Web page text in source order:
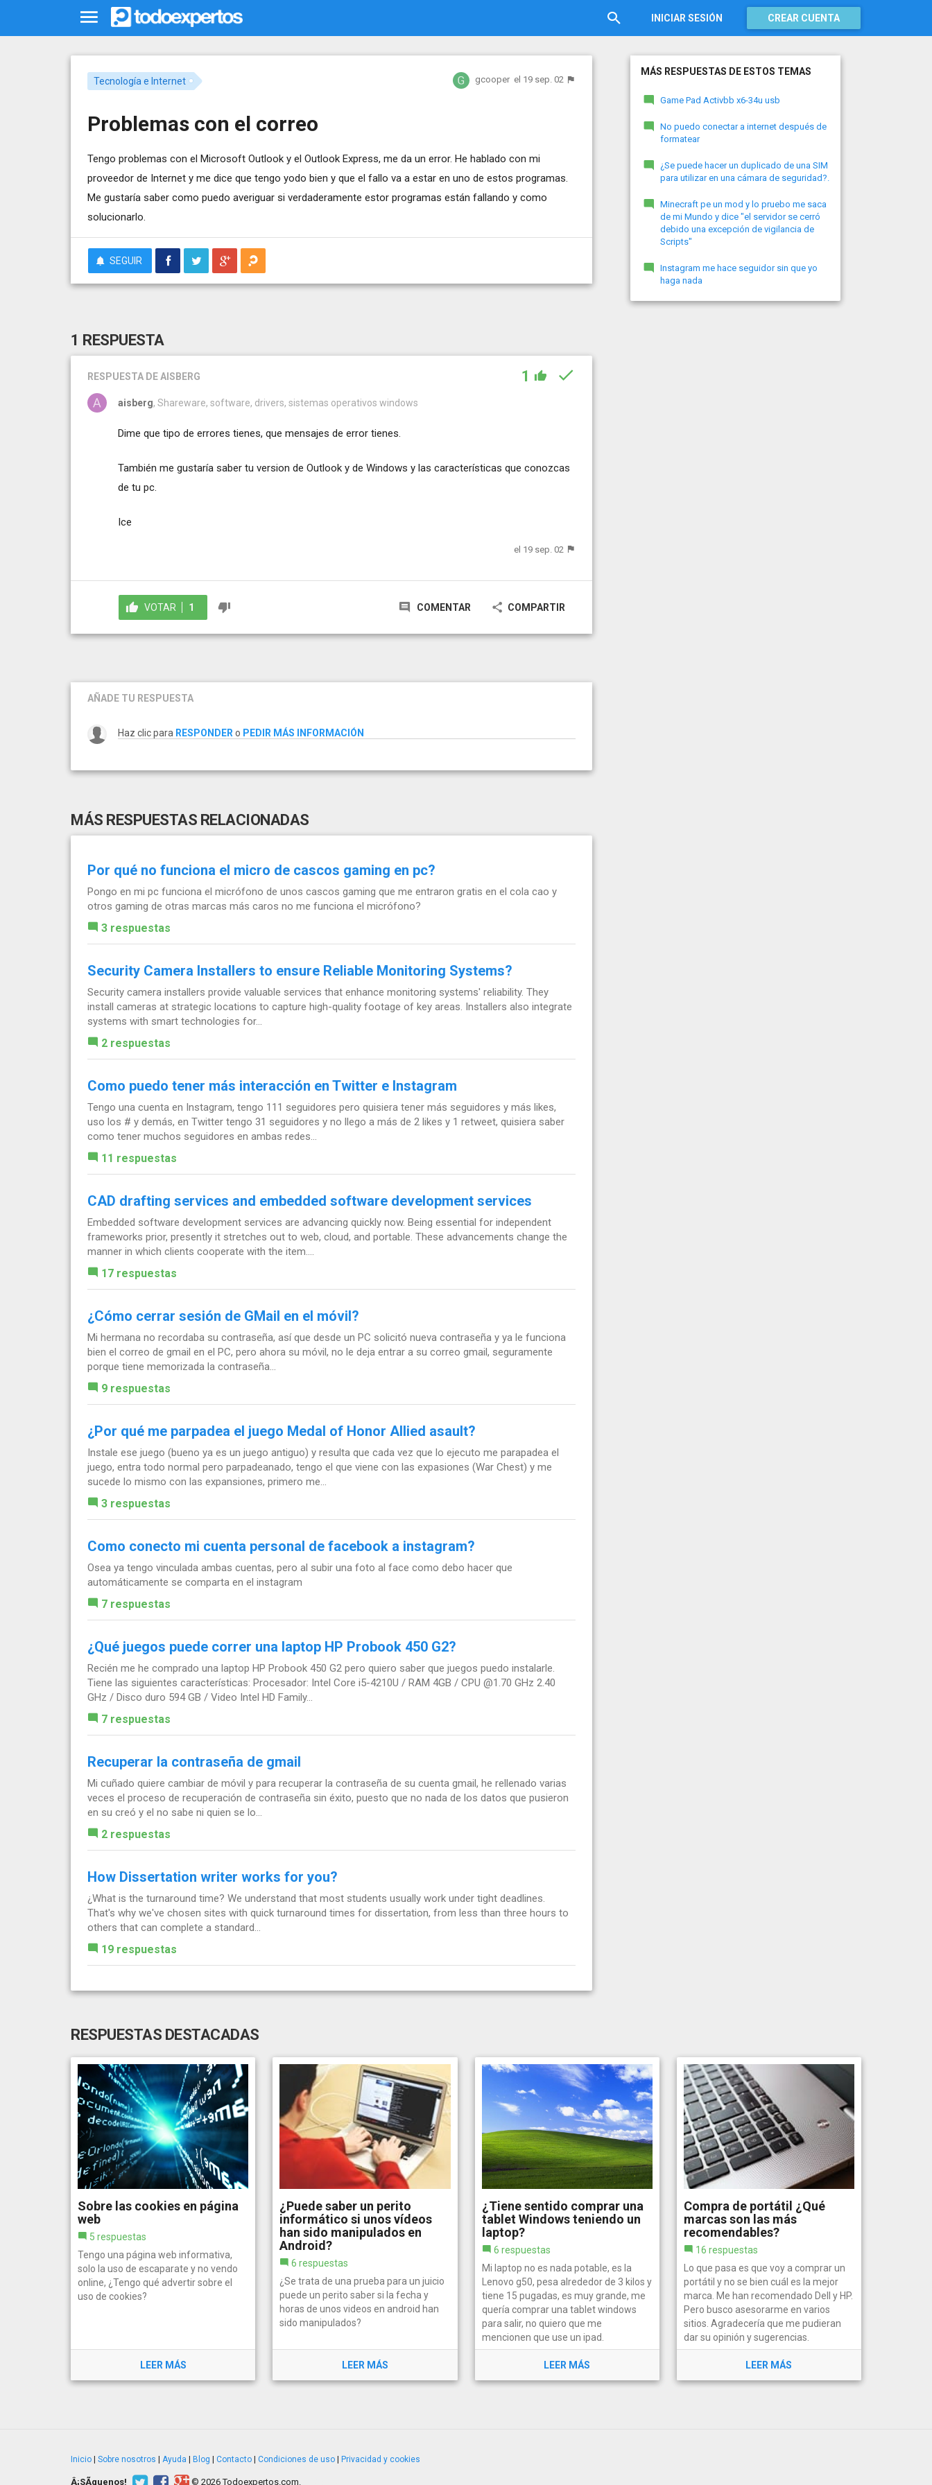
INICIAR SESIÓN CREAR CUENTA
Tecnología e Internet gcooper el 19 sep. 02
Problemas con el correo
Tengo problemas con el Microsoft Outlook y el Outlook Express, me da un error. He hablado con mi
proveedor de Internet y me dice que tengo yodo bien y que el fallo va a estar en uno de estos programas.
Me gustaría saber como puedo averiguar si verdaderamente estor programas están fallando y como
solucionarlo.
SEGUIR
1 RESPUESTA
RESPUESTA DE AISBERG 1
aisberg, Shareware, software, drivers, sistemas operativos windows
Dime que tipo de errores tienes, que mensajes de error tienes.
También me gustaría saber tu version de Outlook y de Windows y las características que conozcas
de tu pc.
Ice
el 19 sep. 02
VOTAR 1 COMENTAR COMPARTIR
AÑADE TU RESPUESTA
Haz clic para RESPONDER o PEDIR MÁS INFORMACIÓN
MÁS RESPUESTAS RELACIONADAS
Por qué no funciona el micro de cascos gaming en pc?
Pongo en mi pc funciona el micrófono de unos cascos gaming que me entraron gratis en el cola cao y
otros gaming de otras marcas más caros no me funciona el micrófono?
3 respuestas
Security Camera Installers to ensure Reliable Monitoring Systems?
Security camera installers provide valuable services that enhance monitoring systems' reliability. They
install cameras at strategic locations to capture high-quality footage of key areas. Installers also integrate
systems with smart technologies for...
2 respuestas
Como puedo tener más interacción en Twitter e Instagram
Tengo una cuenta en Instagram, tengo 111 seguidores pero quisiera tener más seguidores y más likes,
uso los # y demás, en Twitter tengo 31 seguidores y no llego a más de 2 likes y 1 retweet, quisiera saber
como tener muchos seguidores en ambas redes...
11 respuestas
CAD drafting services and embedded software development services
Embedded software development services are advancing quickly now. Being essential for independent
frameworks prior, presently it stretches out to web, cloud, and portable. These advancements change the
manner in which clients cooperate with the item....
17 respuestas
¿Cómo cerrar sesión de GMail en el móvil?
Mi hermana no recordaba su contraseña, así que desde un PC solicitó nueva contraseña y ya le funciona
bien el correo de gmail en el PC, pero ahora su móvil, no le deja entrar a su correo gmail, seguramente
porque tiene memorizada la contraseña...
9 respuestas
¿Por qué me parpadea el juego Medal of Honor Allied asault?
Instale ese juego (bueno ya es un juego antiguo) y resulta que cada vez que lo ejecuto me parapadea el
juego, entra todo normal pero parpadeanado, tengo el que viene con las expasiones (War Chest) y me
sucede lo mismo con las expansiones, primero me...
3 respuestas
Como conecto mi cuenta personal de facebook a instagram?
Osea ya tengo vinculada ambas cuentas, pero al subir una foto al face como debo hacer que
automáticamente se comparta en el instagram
7 respuestas
¿Qué juegos puede correr una laptop HP Probook 450 G2?
Recién me he comprado una laptop HP Probook 450 G2 pero quiero saber que juegos puedo instalarle.
Tiene las siguientes características: Procesador: Intel Core i5-4210U / RAM 4GB / CPU @1.70 GHz 2.40
GHz / Disco duro 594 GB / Video Intel HD Family...
7 respuestas
Recuperar la contraseña de gmail
Mi cuñado quiere cambiar de móvil y para recuperar la contraseña de su cuenta gmail, he rellenado varias
veces el proceso de recuperación de contraseña sin éxito, puesto que no nada de los datos que pusieron
en su creó y el no sabe ni quien se lo...
2 respuestas
How Dissertation writer works for you?
¿What is the turnaround time? We understand that most students usually work under tight deadlines.
That's why we've chosen sites with quick turnaround times for dissertation, from less than three hours to
others that can complete a standard...
19 respuestas
MÁS RESPUESTAS DE ESTOS TEMAS
Game Pad Activbb x6-34u usb
No puedo conectar a internet después de
formatear
¿Se puede hacer un duplicado de una SIM
para utilizar en una cámara de seguridad?.
Minecraft pe un mod y lo pruebo me saca
de mi Mundo y dice "el servidor se cerró
debido una excepción de vigilancia de
Scripts"
Instagram me hace seguidor sin que yo
haga nada
RESPUESTAS DESTACADAS
LEER MÁS
Sobre las cookies en página
web
5 respuestas
Tengo una página web informativa,
solo la uso de escaparate y no vendo
online, ¿Tengo qué advertir sobre el
uso de cookies?
LEER MÁS
¿Puede saber un perito
informático si unos vídeos
han sido manipulados en
Android?
6 respuestas
¿Se trata de una prueba para un juicio
puede un perito saber si la fecha y
horas de unos videos en android han
sido manipulados?
LEER MÁS
¿Tiene sentido comprar una
tablet Windows teniendo un
laptop?
6 respuestas
Mi laptop no es nada potable, es la
Lenovo g50, pesa alrededor de 3 kilos y
tiene 15 pugadas, es muy grande, me
quería comprar una tablet windows
para salir, no quiero que me
mencionen que use un ipad.
LEER MÁS
Compra de portátil ¿Qué
marcas son las más
recomendables?
16 respuestas
Lo que pasa es que voy a comprar un
portátil y no se bien cuál es la mejor
marca. Me han recomendado Dell y HP.
Pero busco asesorarme en varios
sitios. Agradecería que me pudieran
dar su opinión y sugerencias.
Inicio Sobre nosotros Ayuda Blog Contacto Condiciones de uso Privacidad y cookies
Â¡SÃ­guenos! © 2026 Todoexpertos.com.